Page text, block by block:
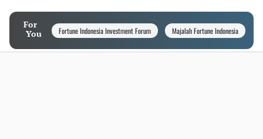
For
You
Fortune Indonesia Investment Forum Majalah Fortune Indonesia